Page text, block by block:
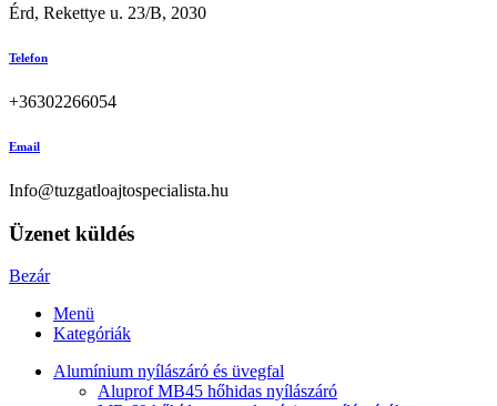
Érd, Rekettye u. 23/B, 2030
Telefon
+36302266054
Email
Info@tuzgatloajtospecialista.hu
Üzenet küldés
Bezár
Menü
Kategóriák
Alumínium nyílászáró és üvegfal
Aluprof MB45 hőhidas nyílászáró